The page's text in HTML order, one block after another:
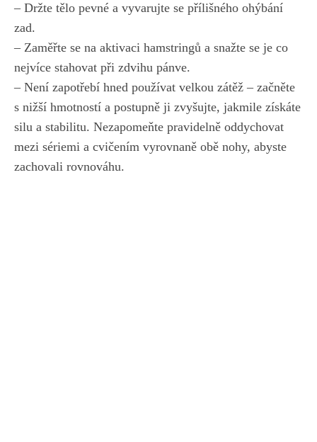
– Držte tělo pevné a vyvarujte se přílišného ​ohýbání⁣
zad.
– Zaměřte se na aktivaci⁣ hamstringů a snažte se‌ je co
nejvíce stahovat při zdvihu pánve.
– Není zapotřebí hned používat velkou zátěž – začněte
s ​nižší ​hmotností a postupně ji zvyšujte, jakmile získáte
silu a stabilitu. Nezapomeňte pravidelně‌ oddychovat
mezi⁤ sériemi a cvičením vyrovnaně obě nohy, abyste
zachovali rovnováhu.